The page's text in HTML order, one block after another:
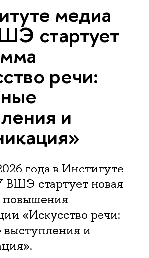
медиа
стартует
речи:
и
года в Институте
стартует новая
повышения
«Искусство речи:
и